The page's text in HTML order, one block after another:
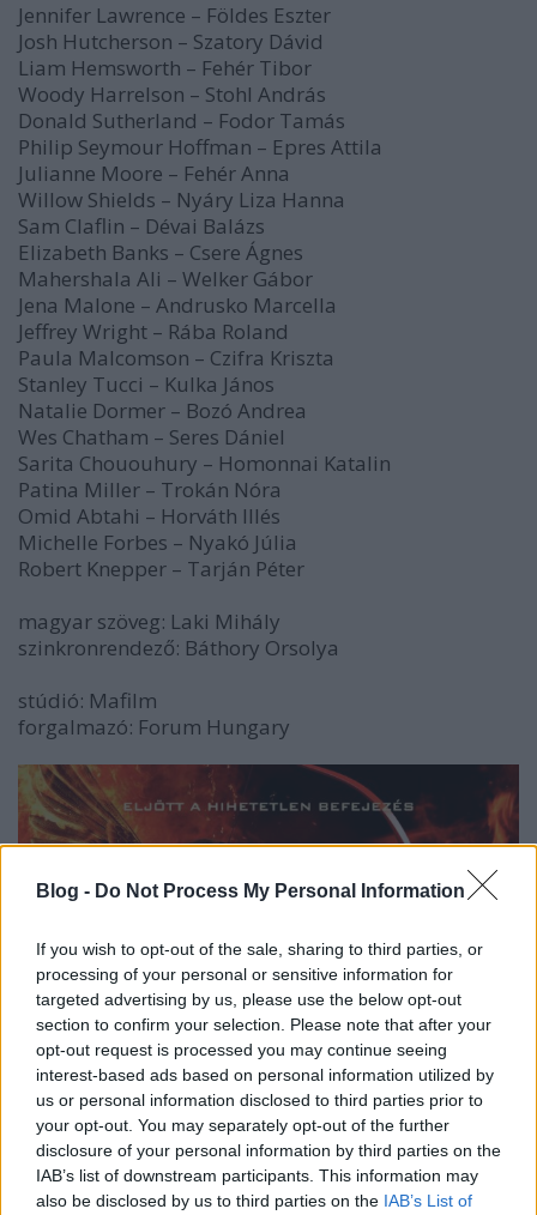
Blog - Do Not Process My Personal Information
If you wish to opt-out of the sale, sharing to third parties, or
processing of your personal or sensitive information for
targeted advertising by us, please use the below opt-out
section to confirm your selection. Please note that after your
opt-out request is processed you may continue seeing
interest-based ads based on personal information utilized by
us or personal information disclosed to third parties prior to
your opt-out. You may separately opt-out of the further
disclosure of your personal information by third parties on the
IAB’s list of downstream participants. This information may
also be disclosed by us to third parties on the IAB’s List of
Jennifer Lawrence – Földes Eszter
Josh Hutcherson – Szatory Dávid
Liam Hemsworth – Fehér Tibor
Woody Harrelson – Stohl András
Donald Sutherland – Fodor Tamás
Philip Seymour Hoffman – Epres Attila
Julianne Moore – Fehér Anna
Willow Shields – Nyáry Liza Hanna
Sam Claflin – Dévai Balázs
Elizabeth Banks – Csere Ágnes
Mahershala Ali – Welker Gábor
Jena Malone – Andrusko Marcella
Jeffrey Wright – Rába Roland
Paula Malcomson – Czifra Kriszta
Stanley Tucci – Kulka János
Natalie Dormer – Bozó Andrea
Wes Chatham – Seres Dániel
Sarita Chououhury – Homonnai Katalin
Patina Miller – Trokán Nóra
Omid Abtahi – Horváth Illés
Michelle Forbes – Nyakó Júlia
Robert Knepper – Tarján Péter
magyar szöveg: Laki Mihály
szinkronrendező: Báthory Orsolya
stúdió: Mafilm
forgalmazó: Forum Hungary